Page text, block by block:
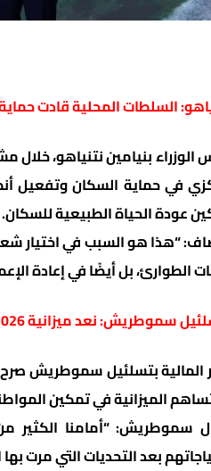
السلطات المحلية قادت
الوزراء بنيامين نتنياهو،
في حماية السكان وتفعيل
عودة الحياة الطبيعية للسكان.
“هذا هو السبب في اختيار
الطوارئ، بل أيضًا في إعادة
سموطريش: نعد ميزانية 2026 وسنخفف الأعباء عن المواطنين
الميزانية في تمكين
سموطريش: “أمامنا الكثير
بعد التحديات التي مرت بها